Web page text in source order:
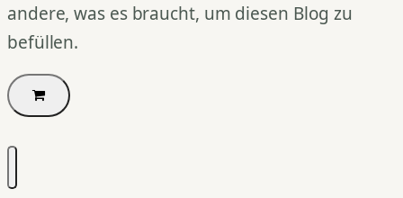
andere, was es braucht, um diesen Blog zu
befüllen.